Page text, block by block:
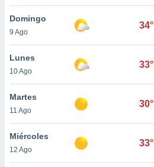
de
cookies
aceptar
Domingo
9 Ago
34°
Lunes
10 Ago
33°
Martes
11 Ago
30°
Miércoles
12 Ago
33°